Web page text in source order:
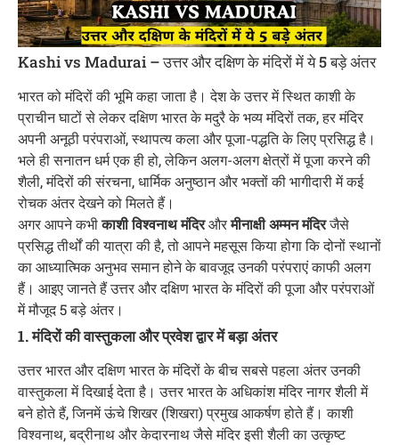
Kashi vs Madurai – उत्तर और दक्षिण के मंदिरों में ये 5 बड़े अंतर
भारत को मंदिरों की भूमि कहा जाता है। देश के उत्तर में स्थित काशी के
प्राचीन घाटों से लेकर दक्षिण भारत के मदुरै के भव्य मंदिरों तक, हर मंदिर
अपनी अनूठी परंपराओं, स्थापत्य कला और पूजा-पद्धति के लिए प्रसिद्ध है।
भले ही सनातन धर्म एक ही हो, लेकिन अलग-अलग क्षेत्रों में पूजा करने की
शैली, मंदिरों की संरचना, धार्मिक अनुष्ठान और भक्तों की भागीदारी में कई
रोचक अंतर देखने को मिलते हैं।
अगर आपने कभीकाशी विश्वनाथ मंदिरऔरमीनाक्षी अम्मन मंदिरजैसे
प्रसिद्ध तीर्थों की यात्रा की है, तो आपने महसूस किया होगा कि दोनों स्थानों
का आध्यात्मिक अनुभव समान होने के बावजूद उनकी परंपराएं काफी अलग
हैं। आइए जानते हैं उत्तर और दक्षिण भारत के मंदिरों की पूजा और परंपराओं
में मौजूद 5 बड़े अंतर।
1. मंदिरों की वास्तुकला और प्रवेश द्वार में बड़ा अंतर
उत्तर भारत और दक्षिण भारत के मंदिरों के बीच सबसे पहला अंतर उनकी
वास्तुकला में दिखाई देता है। उत्तर भारत के अधिकांश मंदिर नागर शैली में
बने होते हैं, जिनमें ऊंचे शिखर (शिखरा) प्रमुख आकर्षण होते हैं। काशी
विश्वनाथ, बद्रीनाथ और केदारनाथ जैसे मंदिर इसी शैली का उत्कृष्ट